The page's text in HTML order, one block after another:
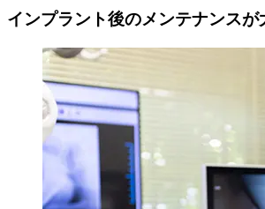
インプラント後のメンテナンスが